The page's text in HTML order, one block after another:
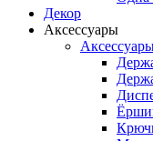
Декор
Аксессуары